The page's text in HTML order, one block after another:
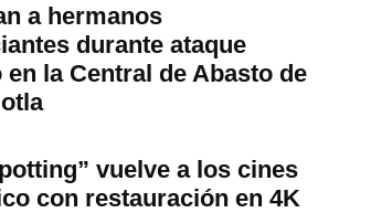
a hermanos
durante ataque
en la Central de Abasto de
vuelve a los cines
con restauración en 4K